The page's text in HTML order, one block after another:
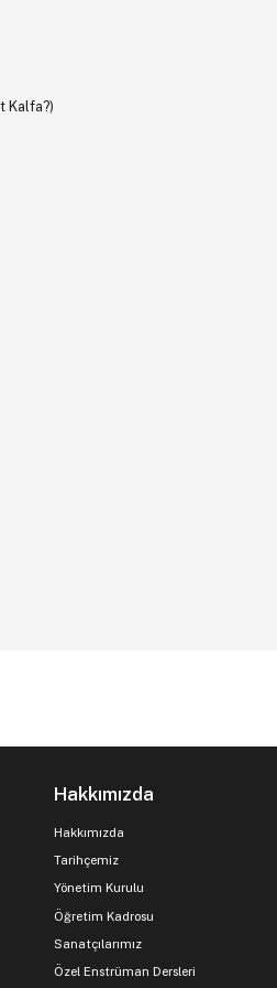
Kalfa?)
Hakkımızda
Hakkımızda
Tarihçemiz
Yönetim Kurulu
Öğretim Kadrosu
Sanatçılarımız
Özel Enstrüman Dersleri